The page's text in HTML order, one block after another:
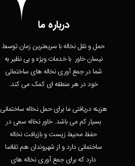
درباره ما
حمل و نقل نخاله با سریعترین زمان توسط
نیسان خاور با خدمات ویژه و بی نظیر به
شما در جمع آوری نخاله های ساختمانی
خود در هر منطقه ای کمک می کند.
هزینه دریافتی ما برای حمل نخاله ساختمانی
بسیار کم می باشد. خاور نخاله سعی در
حفظ محیط زیست و بازیافت نخاله
ساختمانی دارد و از شهروندان هم تقاضا
دارد که برای جمع آوری نخاله های